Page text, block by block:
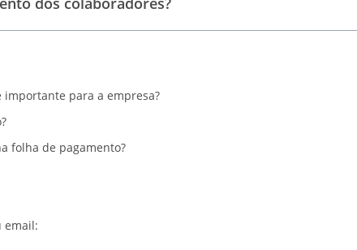
importante para a empresa?
folha de pagamento?
email: